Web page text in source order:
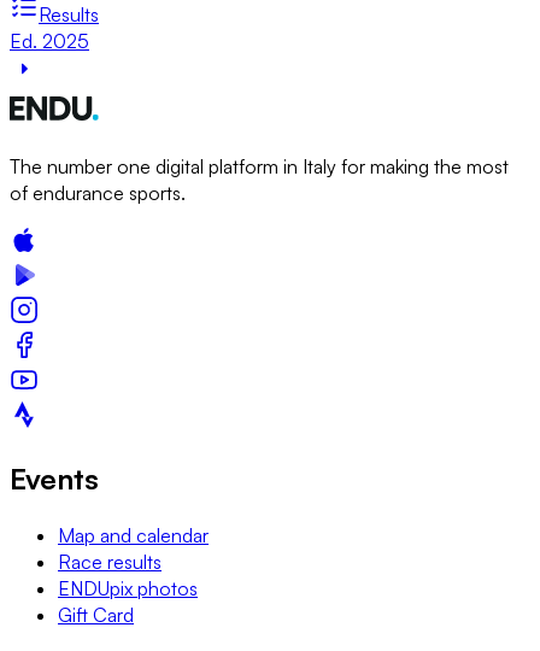
Results
Ed. 2025
The number one digital platform in Italy for making the most
of endurance sports.
Events
Map and calendar
Race results
ENDUpix photos
Gift Card